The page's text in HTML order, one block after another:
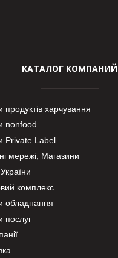
КАТАЛОГ КОМПАНИЙ
продуктів харчування
nonfood
Private Label
мережі, Магазини
комплекс
обладнання
послуг